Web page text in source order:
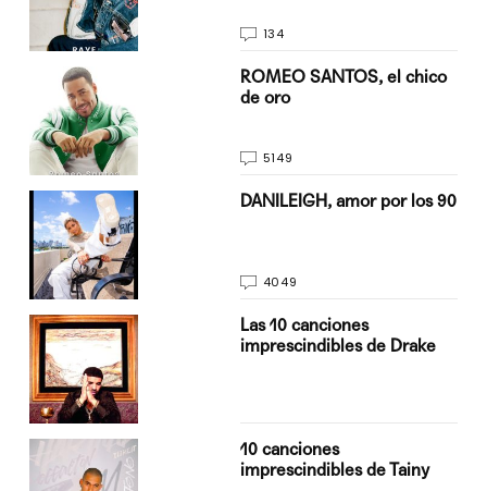
134
ROMEO SANTOS, el chico
de oro
5149
DANILEIGH, amor por los 90
4049
Las 10 canciones
imprescindibles de Drake
10 canciones
imprescindibles de Tainy